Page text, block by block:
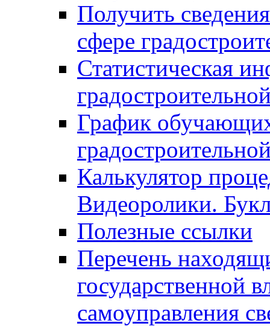
Получить
сфере
Статистическая
График
Калькулятор
Видеоролики.
Полезные ссылки
Перечень
государственной
самоуправления